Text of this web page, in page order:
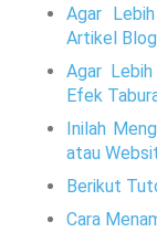
Agar
Artikel
Agar
Efek
Inilah
atau
Berikut
Cara